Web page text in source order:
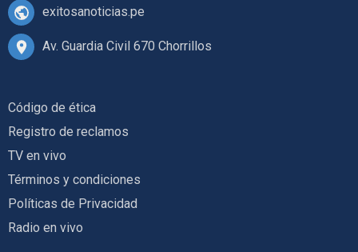
exitosanoticias.pe
Av. Guardia Civil 670 Chorrillos
Código de ética
Registro de reclamos
TV en vivo
Términos y condiciones
Políticas de Privacidad
Radio en vivo